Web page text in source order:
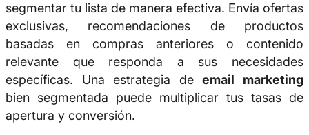
segmentar tu lista de manera efectiva. Envía ofertas
exclusivas, recomendaciones de productos
basadas en compras anteriores o contenido
relevante que responda a sus necesidades
específicas. Una estrategia deemail marketing
bien segmentada puede multiplicar tus tasas de
apertura y conversión.